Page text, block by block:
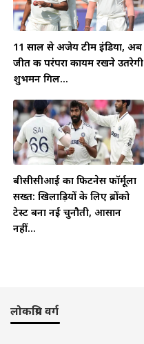
11 साल से अजेय टीम इंडिया, अब
जीत की परंपरा कायम रखने उतरेगी
शुभमन गिल...
बीसीसीआई का फिटनेस फॉर्मूला
सख्त: खिलाड़ियों के लिए ब्रोंको
टेस्ट बना नई चुनौती, आसान
नहीं...
लोकप्रिय वर्ग